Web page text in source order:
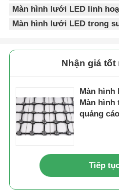
Màn hình lưới LED linh
Màn hình lưới LED trong
Nhận giá tốt
Màn hình
Màn hình
quảng
Tiếp